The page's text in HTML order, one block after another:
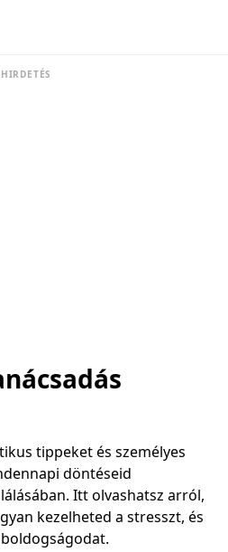
HIRDETÉS
tippeket és személyes
döntéseid
Itt olvashatsz arról,
kezelheted a stresszt, és